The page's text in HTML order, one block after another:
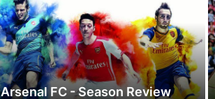
Arsenal FC - Season Review